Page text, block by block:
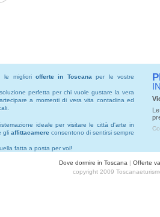
le migliori offerte in Toscana per le vostre
perfetta per chi vuole gustare la vera
a momenti di vera vita contadina ed
ideale per visitare le città d'arte in
gli affittacamere consentono di sentirsi sempre
fatta a posta per voi!
Dove dormire in Toscana | Offerte
copyright 2009